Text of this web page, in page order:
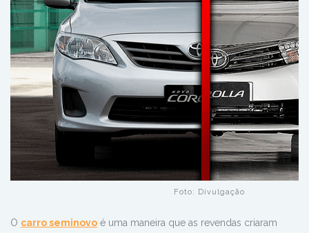
Foto: Divulgação
O carro seminovo é uma maneira que as revendas criaram